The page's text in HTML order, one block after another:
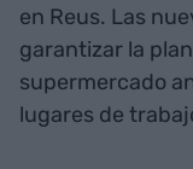
en Reus. Las
garantizar la
supermercado
lugares de